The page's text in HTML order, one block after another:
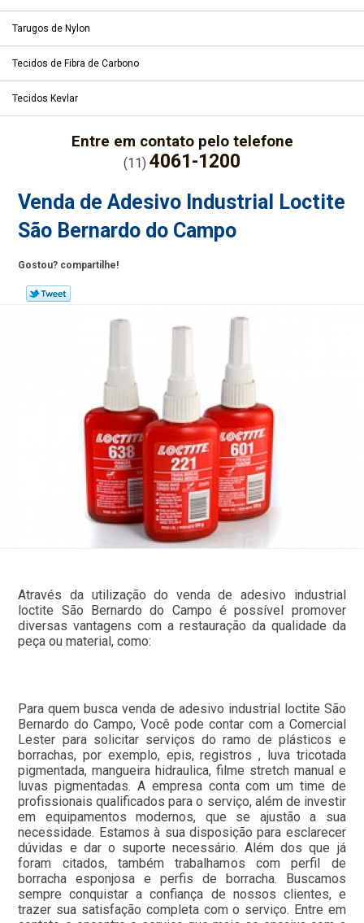
Tarugos de Nylon
Tecidos de Fibra de Carbono
Tecidos Kevlar
Entre em contato pelo telefone
(11) 4061-1200
Venda de Adesivo Industrial Loctite
São Bernardo do Campo
Gostou? compartilhe!
Através da utilização do venda de adesivo industrial
loctite São Bernardo do Campo é possível promover
diversas vantagens com a restauração da qualidade da
peça ou material, como:
Para quem busca venda de adesivo industrial loctite São
Bernardo do Campo, Você pode contar com a Comercial
Lester para solicitar serviços do ramo de plásticos e
borrachas, por exemplo, epis, registros , luva tricotada
pigmentada, mangueira hidraulica, filme stretch manual e
luvas pigmentadas. A empresa conta com um time de
profissionais qualificados para o serviço, além de investir
em equipamentos modernos, que se ajustão a sua
necessidade. Estamos à sua disposição para esclarecer
dúvidas e dar o suporte necessário. Além dos que já
foram citados, também trabalhamos com perfil de
borracha esponjosa e perfis de borracha. Buscamos
sempre conquistar a confiança de nossos clientes, e
trazer sua satisfação completa com o serviço. Entre em